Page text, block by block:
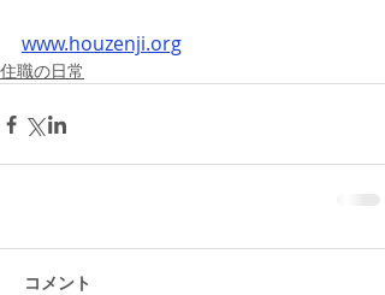
www.houzenji.org
住職の日常
コメント